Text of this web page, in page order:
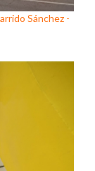
Sánchez -